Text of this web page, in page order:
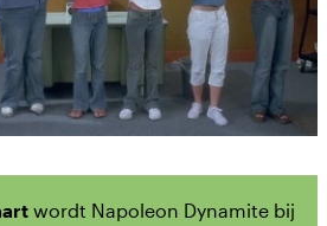
wordt Napoleon Dynamite bij